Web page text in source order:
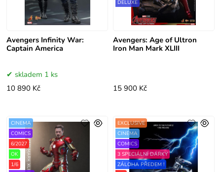
Avengers Infinity War:
Captain America
skladem 1 ks
10 890 Kč
Avengers: Age of Ultron
Iron Man Mark XLIII
DELUXE
15 900 Kč
CINEMA
COMICS
6/2027
OK
1/6
EXCLUSIVE
CINEMA
COMICS
3 SPECIÁLNÍ DÁRKY
ZÁLOHA PŘEDEM !